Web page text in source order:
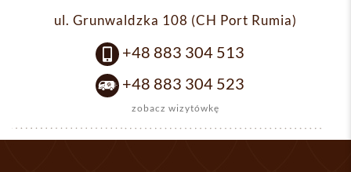
ul. Grunwaldzka 108 (CH Port Rumia)
+48 883 304 513
+48 883 304 523
zobacz wizytówkę